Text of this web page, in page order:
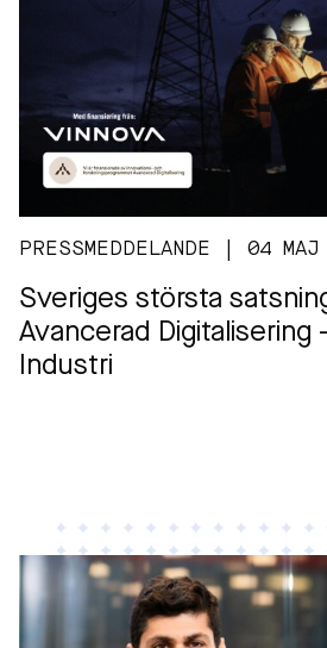
PRESSMEDDELANDE | 04
Sveriges största
Avancerad Digitalisering
Industri